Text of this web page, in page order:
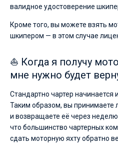
валидное удостоверение
Кроме того, вы можете взять
шкипером — в этом случае
⛵ Когда я получу
мне нужно будет
Стандартно чартер начинается
Таким образом, вы принимаете
и возвращаете её через
что большинство чартерных
сдать моторную яхту обратно